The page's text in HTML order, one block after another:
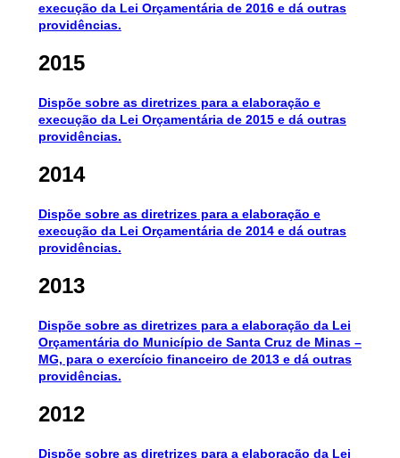
execução da Lei Orçamentária de 2016 e dá outras
providências.
2015
Dispõe sobre as diretrizes para a elaboração e
execução da Lei Orçamentária de 2015 e dá outras
providências.
2014
Dispõe sobre as diretrizes para a elaboração e
execução da Lei Orçamentária de 2014 e dá outras
providências.
2013
Dispõe sobre as diretrizes para a elaboração da Lei
Orçamentária do Município de Santa Cruz de Minas –
MG, para o exercício financeiro de 2013 e dá outras
providências.
2012
Dispõe sobre as diretrizes para a elaboração da Lei